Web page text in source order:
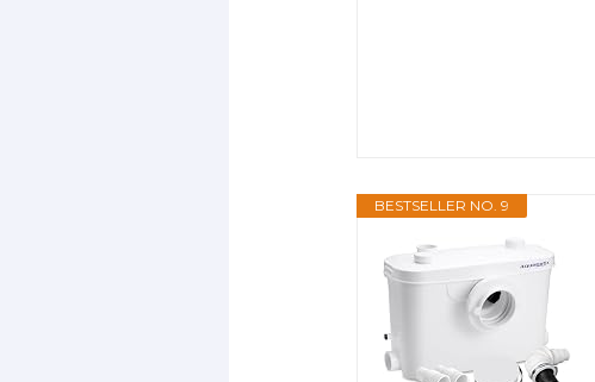
BESTSELLER NO. 9